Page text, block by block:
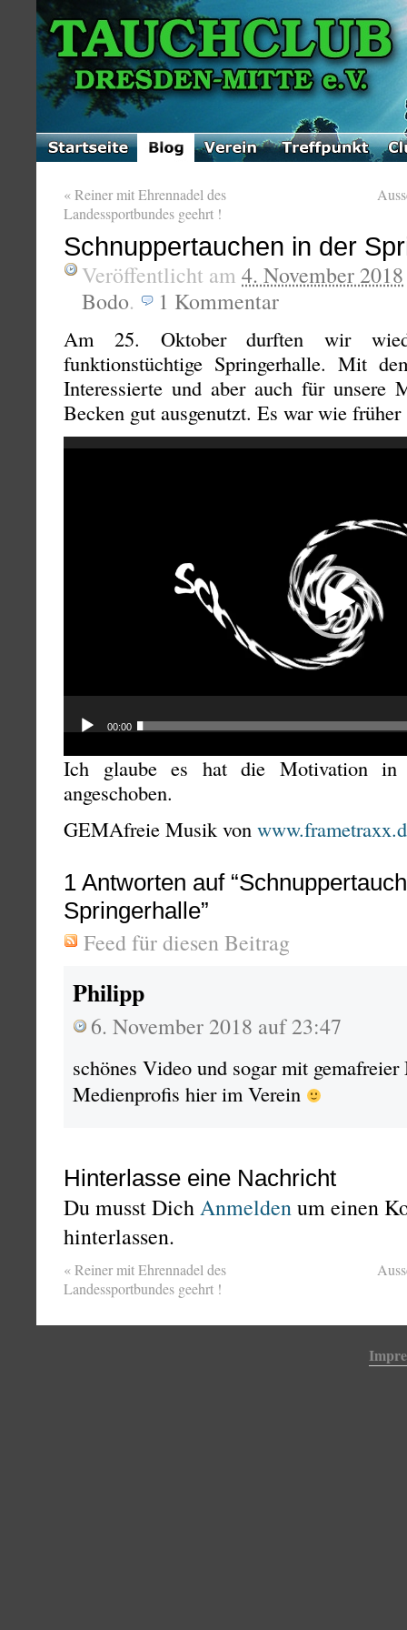
«Reiner mit Ehrennadel des
Landessportbundes geehrt !
Schnuppertauchen in der
Veröffentlicht am 4. November 2018
Bodo. 1 Kommentar
Am 25. Oktober durften wir
funktionstüchtige Springerhalle. Mit
Interessierte und aber auch für unsere
Becken gut ausgenutzt. Es war wie früher
Video-
00:00
Ich glaube es hat die Motivation in
angeschoben.
GEMAfreie Musik von
1 Antworten auf
Springerhalle”
Feed für diesen Beitrag
Philipp
6. November 2018 auf 23:47
schönes Video und sogar mit
Medienprofis hier im Verein
Hinterlasse eine Nachricht
Du musst DichAnmeldenum einen
hinterlassen.
«Reiner mit Ehrennadel des
Landessportbundes geehrt !